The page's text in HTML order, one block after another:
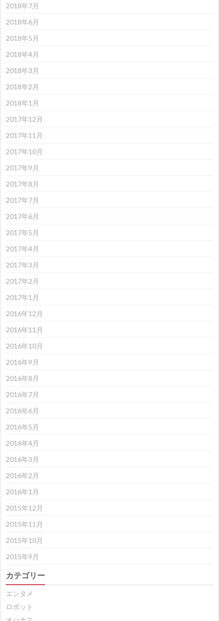
2018年7月
2018年6月
2018年5月
2018年4月
2018年3月
2018年2月
2018年1月
2017年12月
2017年11月
2017年10月
2017年9月
2017年8月
2017年7月
2017年6月
2017年5月
2017年4月
2017年3月
2017年2月
2017年1月
2016年12月
2016年11月
2016年10月
2016年9月
2016年8月
2016年7月
2016年6月
2016年5月
2016年4月
2016年3月
2016年2月
2016年1月
2015年12月
2015年11月
2015年10月
2015年9月
カテゴリー
エンタメ
ロボット